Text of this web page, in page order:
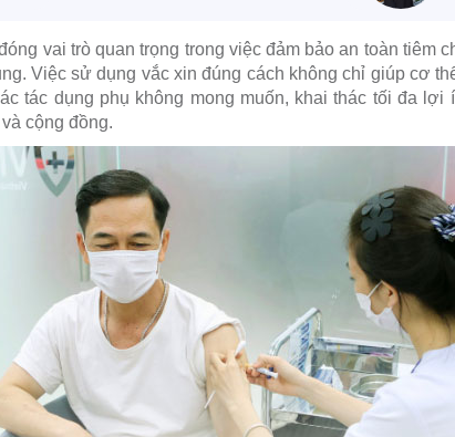
vai trò quan trọng trong việc đảm bảo an toàn tiêm
Việc sử dụng vắc xin đúng cách không chỉ giúp cơ
tác dụng phụ không mong muốn, khai thác tối đa lợi
cộng đồng.